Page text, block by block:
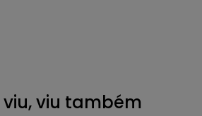
viu também